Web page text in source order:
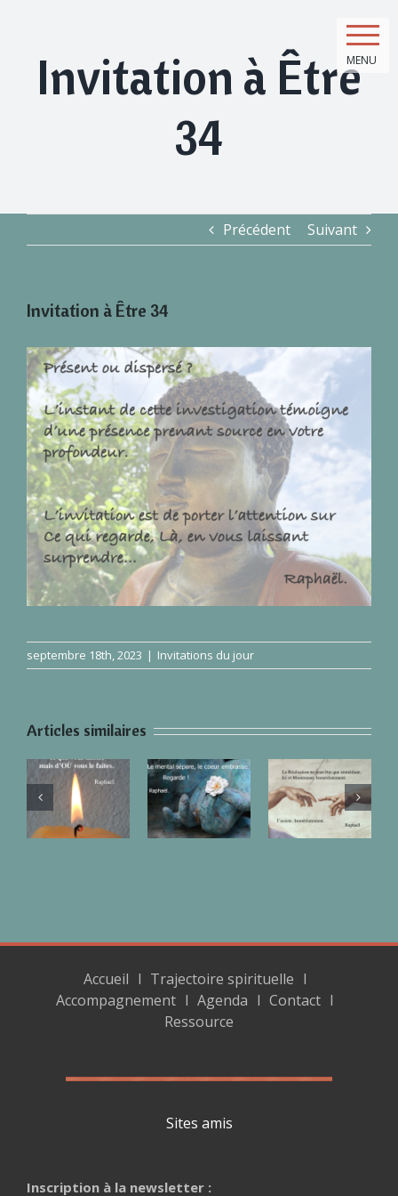
MENU
Invitation à Être
34
Précédent Suivant
Invitation à Être 34
septembre 18th, 2023 | Invitations du jour
Articles similaires
Invitation
48
Invitation
47
Invitation
à Être
45
Accueil
Trajectoire spirituelle
Accompagnement
Agenda
Contact
Ressource
Sites amis
Inscription à la newsletter :